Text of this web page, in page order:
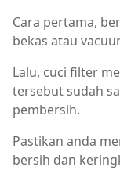
Cara pertama,
bekas atau
Lalu, cuci filter
tersebut sudah
pembersih.
Pastikan anda
bersih dan